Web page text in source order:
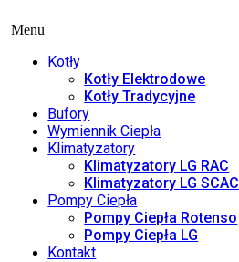
Menu
Kotły
Kotły Elektrodowe
Kotły Tradycyjne
Bufory
Wymiennik Ciepła
Klimatyzatory
Klimatyzatory LG RAC
Klimatyzatory LG SCAC
Pompy Ciepła
Pompy Ciepła Rotenso
Pompy Ciepła LG
Kontakt